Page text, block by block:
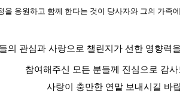
을 응원하고 함께 한다는 것이 당사자와 그의 가족
의 관심과 사랑으로 챌린지가 선한 영향력
참여해주신 모든 분들께 진심으로 감
사랑이 충만한 연말 보내시길 바